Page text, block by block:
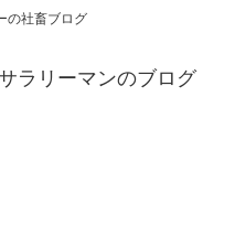
の社畜ブログ
ラリーマンのブログ